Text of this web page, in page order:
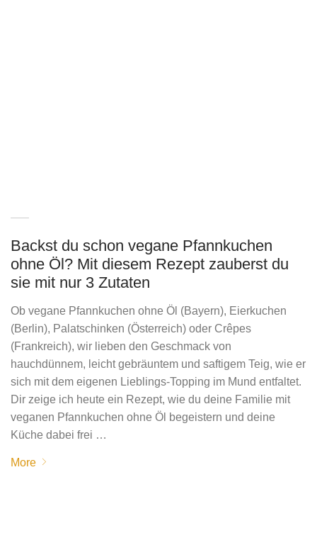
Backst du schon vegane Pfannkuchen
ohne Öl? Mit diesem Rezept zauberst du
sie mit nur 3 Zutaten
Ob vegane Pfannkuchen ohne Öl (Bayern), Eierkuchen
(Berlin), Palatschinken (Österreich) oder Crêpes
(Frankreich), wir lieben den Geschmack von
hauchdünnem, leicht gebräuntem und saftigem Teig, wie er
sich mit dem eigenen Lieblings-Topping im Mund entfaltet.
Dir zeige ich heute ein Rezept, wie du deine Familie mit
veganen Pfannkuchen ohne Öl begeistern und deine
Küche dabei frei …
More